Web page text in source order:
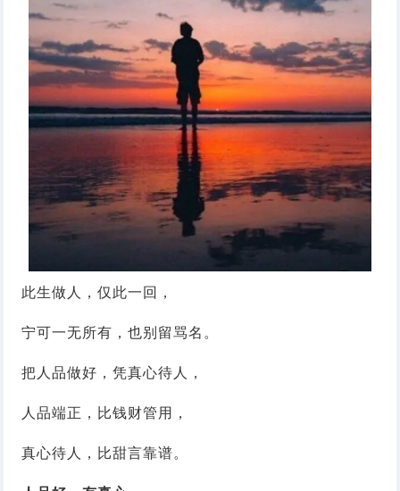
此生做人，仅此一回，
宁可一无所有，也别留骂名。
把人品做好，凭真心待人，
人品端正，比钱财管用，
真心待人，比甜言靠谱。